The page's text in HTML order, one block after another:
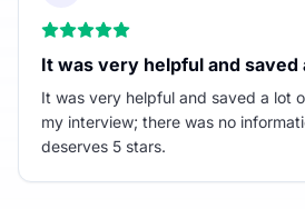
It was very helpful and
It was very helpful and saved a lot
my interview; there was no
deserves 5 stars.